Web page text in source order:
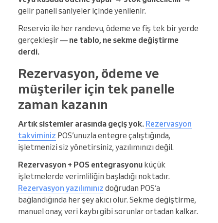
gelir paneli saniyeler içinde yenilenir.
Reservio ile her randevu, ödeme ve fiş tek bir yerde
gerçekleşir — ne tablo, ne sekme değiştirme
derdi.
Rezervasyon, ödeme ve
müşteriler için tek panelle
zaman kazanın
Artık sistemler arasında geçiş yok. Rezervasyon
takviminiz POS’unuzla entegre çalıştığında,
işletmenizi siz yönetirsiniz, yazılımınızı değil.
Rezervasyon + POS entegrasyonu küçük
işletmelerde verimliliğin başladığı noktadır.
Rezervasyon yazılımınız doğrudan POS’a
bağlandığında her şey akıcı olur. Sekme değiştirme,
manuel onay, veri kaybı gibi sorunlar ortadan kalkar.